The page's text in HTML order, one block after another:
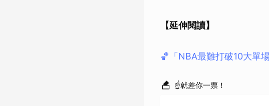
【延伸閱讀】
🏀「NBA最難打破10大單
☝就差你一票！